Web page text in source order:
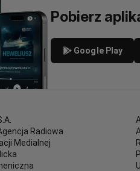
Pobierz
Google Play
Radiowa
Medialnej